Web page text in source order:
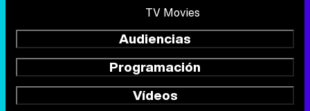
TV Movies
Audiencias
Programación
Vídeos